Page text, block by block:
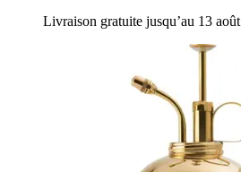
Livraison gratuite jusqu’au 13 août